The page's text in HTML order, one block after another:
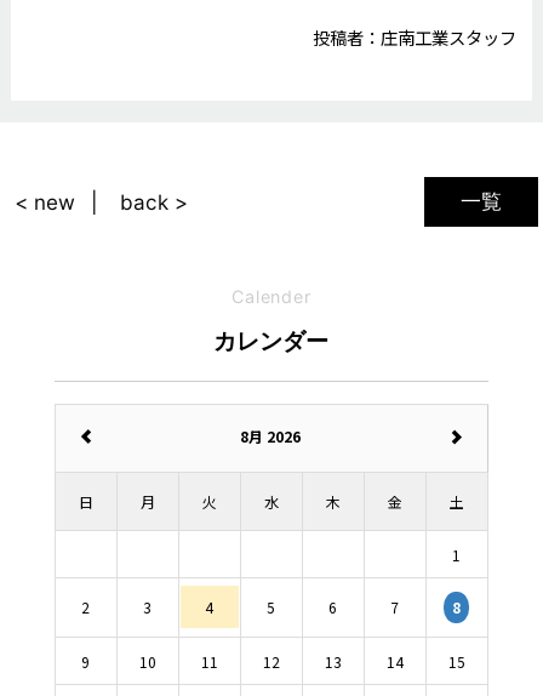
投稿者： 庄南工業スタッフ
一覧
< new back >
Calender
カレンダー
8月 2026
日 月 火 水 木 金 土
1
2 3 4 5 6 7 8
9 10 11 12 13 14 15